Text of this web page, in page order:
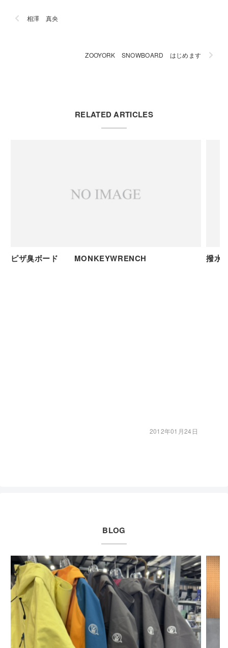
相澤 真央
ZOOYORK SNOWBOARD はじめます
RELATED ARTICLES
ピザ臭ボード MONKEYWRENCH
2012年01月24日
撥水
BLOG